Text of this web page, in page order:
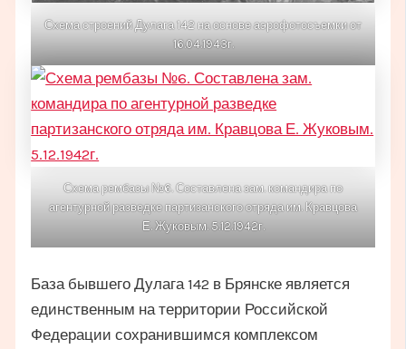
Схема строений Дулага 142 на основе аэрофотосъемки от
16.04.1943г.
Схема рембазы №6. Составлена зам. командира по
агентурной разведке партизанского отряда им. Кравцова
Е. Жуковым. 5.12.1942г.
База бывшего Дулага 142 в Брянске является
единственным на территории Российской
Федерации сохранившимся комплексом